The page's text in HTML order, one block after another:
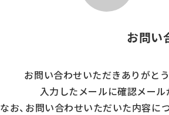
お問い
お問い合わせいただきありがと
入力したメールに確認メール
なお、お問い合わせいただいた内容に